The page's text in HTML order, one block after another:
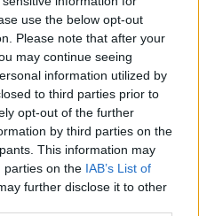
use the below opt-out
Please note that after your
may continue seeing
information utilized by
to third parties prior to
opt-out of the further
by third parties on the
This information may
parties on the IAB’s List of
further disclose it to other
az elsők között